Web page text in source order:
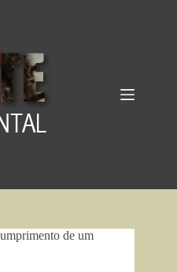
de um